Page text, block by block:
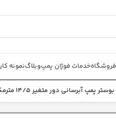
فروشگاهخدمات فوژان پمپوبلاگنمونه کار
بوستر پمپ آبرسانی دور متغیر 14/5 مترمکعب